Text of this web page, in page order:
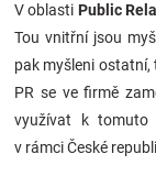
V oblasti Public
Tou vnitřní jsou
pak myšleni ostatní,
PR se ve firmě
využívat k tomuto
v rámci České